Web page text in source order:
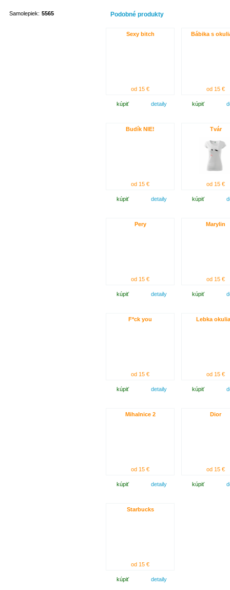
Samolepiek: 5565 Podobné produkty
Sexy bitch
od 15 €
kúpiť detaily
Bábika s
od 15 €
kúpiť
Budík NIE!
od 15 €
kúpiť detaily
Tvár
od 15 €
kúpiť
Pery
od 15 €
kúpiť detaily
Marylin
od 15 €
kúpiť
F*ck you
od 15 €
kúpiť detaily
Lebka
od 15 €
kúpiť
Mihalnice 2
od 15 €
kúpiť detaily
Dior
od 15 €
kúpiť
Starbucks
od 15 €
kúpiť detaily